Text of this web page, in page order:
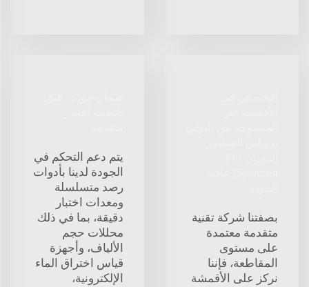
بصفتنا شركة تقنية
متقدمة معتمدة
على مستوى
المقاطعة، فإننا
نركز على الأقمشة
يتم دعم التحكم في
الجودة لدينا بأدوات
رصد متسلسلة
ومعدات اختبار
دقيقة، بما في ذلك
محللات حجم
الألياف، وأجهزة
قياس اختراق الماء
الإلكترونية،